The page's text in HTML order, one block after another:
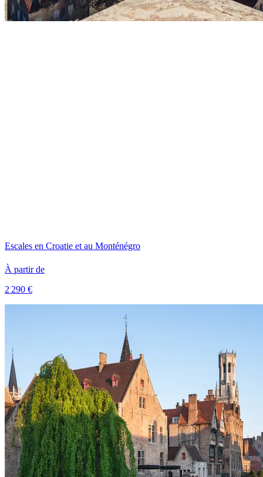
Escales en Croatie et au Monténégro
À partir de
2 290 €